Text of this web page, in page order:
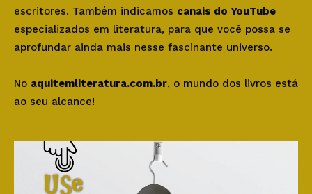
escritores. Também indicamos canais do YouTube
especializados em literatura, para que você possa se
aprofundar ainda mais nesse fascinante universo.
No aquitemliteratura.com.br, o mundo dos livros está
ao seu alcance!